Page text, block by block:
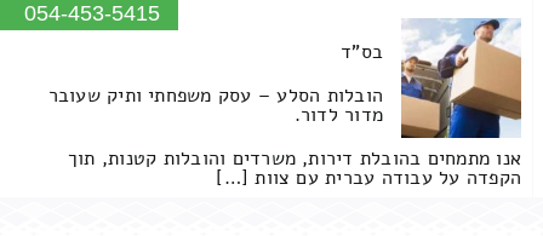
054-453-5415
בס"ד
הובלות הסלע – עסק משפחתי ותיק שעובר
מדור לדור.
אנו מתמחים בהובלת דירות, משרדים והובלות קטנות, תוך
הקפדה על עבודה עברית עם צוות […]